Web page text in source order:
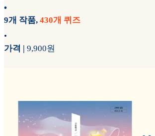
•
9개 작품, 430개 퀴즈
•
가격 | 9,900원